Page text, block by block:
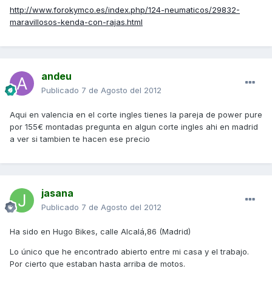
http://www.forokymco.es/index.php/124-neumaticos/29832-
maravillosos-kenda-con-rajas.html
andeu
Publicado 7 de Agosto del 2012
Aqui en valencia en el corte ingles tienes la pareja de power pure
por 155€ montadas pregunta en algun corte ingles ahi en madrid
a ver si tambien te hacen ese precio
jasana
Publicado 7 de Agosto del 2012
Ha sido en Hugo Bikes, calle Alcalá,86 (Madrid)
Lo único que he encontrado abierto entre mi casa y el trabajo.
Por cierto que estaban hasta arriba de motos.